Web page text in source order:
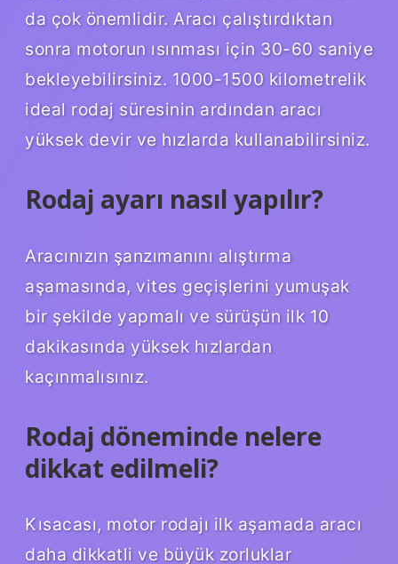
da çok önemlidir. Aracı çalıştırdıktan
sonra motorun ısınması için 30-60 saniye
bekleyebilirsiniz. 1000-1500 kilometrelik
ideal rodaj süresinin ardından aracı
yüksek devir ve hızlarda kullanabilirsiniz.
Rodaj ayarı nasıl yapılır?
Aracınızın şanzımanını alıştırma
aşamasında, vites geçişlerini yumuşak
bir şekilde yapmalı ve sürüşün ilk 10
dakikasında yüksek hızlardan
kaçınmalısınız.
Rodaj döneminde nelere
dikkat edilmeli?
Kısacası, motor rodajı ilk aşamada aracı
daha dikkatli ve büyük zorluklar